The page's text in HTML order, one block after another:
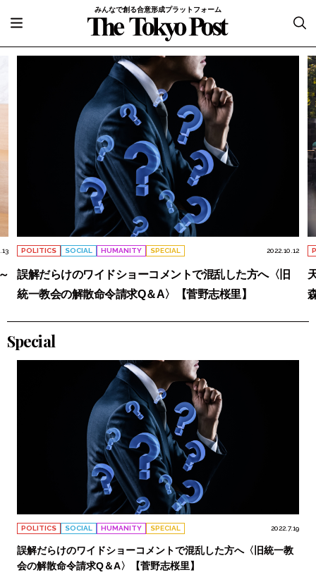
みんなで創る合意形成プラットフォーム
POLITICS SOCIAL HUMANITY SPECIAL 2022.10.12
誤解だらけのワイドショーコメントで混乱した方へ〈旧
統一教会の解散命令請求Q＆A〉【菅野志桜里】
Special
POLITICS SOCIAL HUMANITY SPECIAL 2022.7.19
誤解だらけのワイドショーコメントで混乱した方へ〈旧統一教
会の解散命令請求Q＆A〉【菅野志桜里】